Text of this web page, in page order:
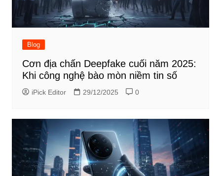
Blog
Cơn địa chấn Deepfake cuối năm 2025:
Khi công nghệ bào mòn niềm tin số
iPick Editor 29/12/2025 0